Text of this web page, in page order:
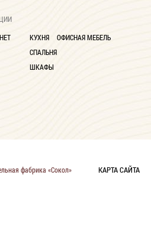
30 см
КУХНЯ
СПАЛЬНЯ
ШКАФЫ
ОФИСНАЯ МЕБЕЛЬ
фабрика «Сокол» КАРТА САЙТА